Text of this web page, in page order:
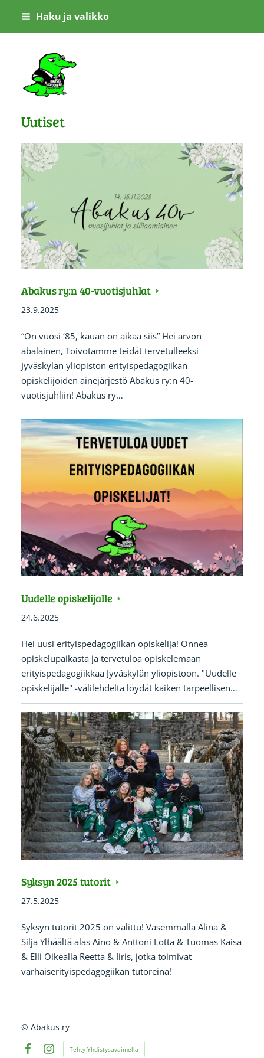
Siirry
Haku ja valikko
Abakus ry
Uutiset
Abakus ry:n 40-vuotisjuhlat
23.9.2025
“On vuosi ‘85, kauan on aikaa siis” Hei arvon
abalainen, Toivotamme teidät tervetulleeksi
Jyväskylän yliopiston erityispedagogiikan
opiskelijoiden ainejärjestö Abakus ry:n 40-
vuotisjuhliin! Abakus ry…
Uudelle opiskelijalle
24.6.2025
Hei uusi erityispedagogiikan opiskelija! Onnea
opiskelupaikasta ja tervetuloa opiskelemaan
erityispedagogiikkaa Jyväskylän yliopistoon. "Uudelle
opiskelijalle" -välilehdeltä löydät kaiken tarpeellisen…
Syksyn 2025 tutorit
27.5.2025
Syksyn tutorit 2025 on valittu! Vasemmalla Alina &
Silja Ylhäältä alas Aino & Anttoni Lotta & Tuomas Kaisa
& Elli Oikealla Reetta & Iiris, jotka toimivat
varhaiserityispedagogiikan tutoreina!
© Abakus ry
Tehty Yhdistysavaimella